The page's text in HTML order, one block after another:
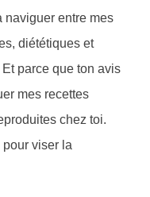
naviguer entre mes
diététiques et
parce que ton avis
mes recettes
chez toi.
viser la